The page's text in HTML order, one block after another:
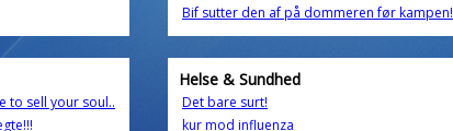
Bif sutter den af på dommeren før kampen!
to sell your soul..
Helse & Sundhed
Det bare surt!
kur mod influenza